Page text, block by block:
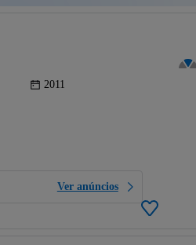
2011
Ver anúncios